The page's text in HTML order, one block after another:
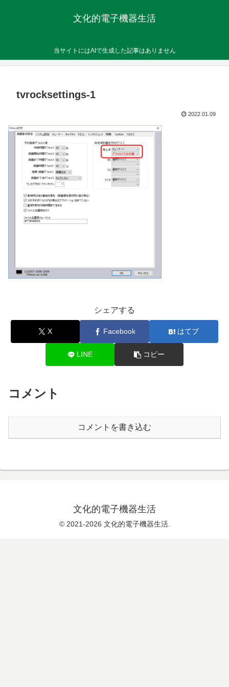
文化的電子機器生活
当サイトにはAIで生成した記事はありません
tvrocksettings-1
2022.01.09
シェアする
X Facebook はてブ
LINE コピー
コメント
コメントを書き込む
文化的電子機器生活
© 2021-2026 文化的電子機器生活.